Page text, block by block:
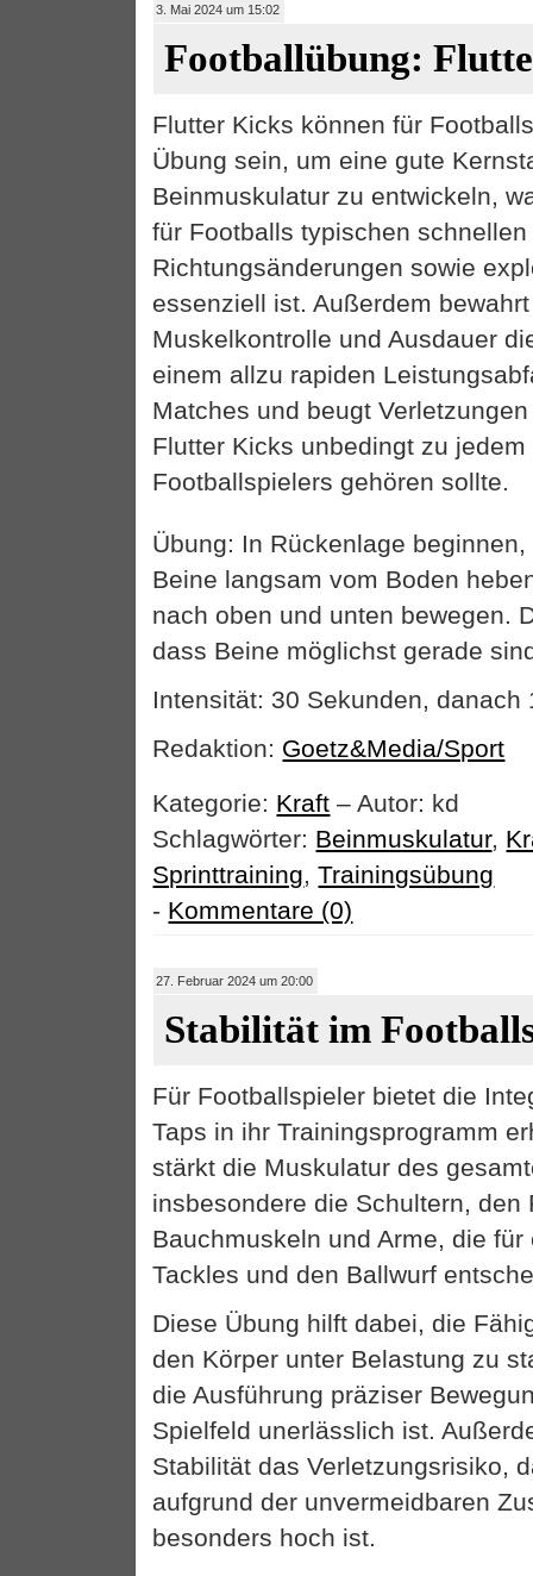
3. Mai 2024 um 15:02
Footballübung:
Flutter Kicks können für
Übung sein, um eine gute
Beinmuskulatur zu entwickeln,
für Footballs typischen
Richtungsänderungen sowie
essenziell ist. Außerdem
Muskelkontrolle und Ausdauer
einem allzu rapiden
Matches und beugt
Flutter Kicks unbedingt zu
Footballspielers gehören sollte.
Übung: In Rückenlage
Beine langsam vom Boden
nach oben und unten bewegen.
dass Beine möglichst gerade
Intensität: 30 Sekunden, danach
Redaktion: Goetz&Media/Sport
Kategorie: Kraft – Autor: kd
Schlagwörter: Beinmuskulatur,
Sprinttraining,Trainingsübung
- Kommentare (0)
27. Februar 2024 um 20:00
Stabilität im
Für Footballspieler bietet die
Taps in ihr Trainingsprogramm
stärkt die Muskulatur des
insbesondere die Schultern, den
Bauchmuskeln und Arme, die
Tackles und den Ballwurf
Diese Übung hilft dabei, die
den Körper unter Belastung zu
die Ausführung präziser
Spielfeld unerlässlich ist.
Stabilität das Verletzungsrisiko,
aufgrund der unvermeidbaren
besonders hoch ist.